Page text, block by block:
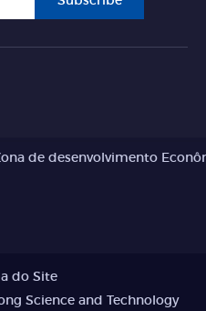
de desenvolvimento
Science and Technology
do Site